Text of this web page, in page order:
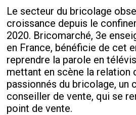
Le secteur du bricolage
croissance depuis le
2020. Bricomarché, 3e
en France, bénéficie de cet
reprendre la parole en
mettant en scène la relation
passionnés du bricolage, un
conseiller de vente, qui se
point de vente.